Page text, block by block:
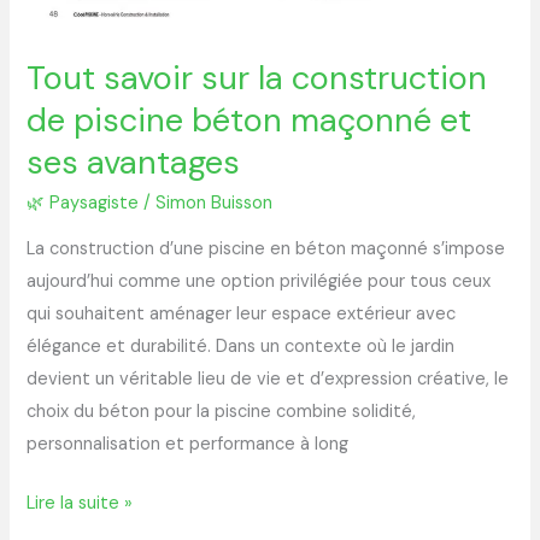
Tout savoir sur la construction
de piscine béton maçonné et
ses avantages
🌿 Paysagiste /Simon Buisson
La construction d’une piscine en béton maçonné s’impose
aujourd’hui comme une option privilégiée pour tous ceux
qui souhaitent aménager leur espace extérieur avec
élégance et durabilité. Dans un contexte où le jardin
devient un véritable lieu de vie et d’expression créative, le
choix du béton pour la piscine combine solidité,
personnalisation et performance à long
Lire la suite »